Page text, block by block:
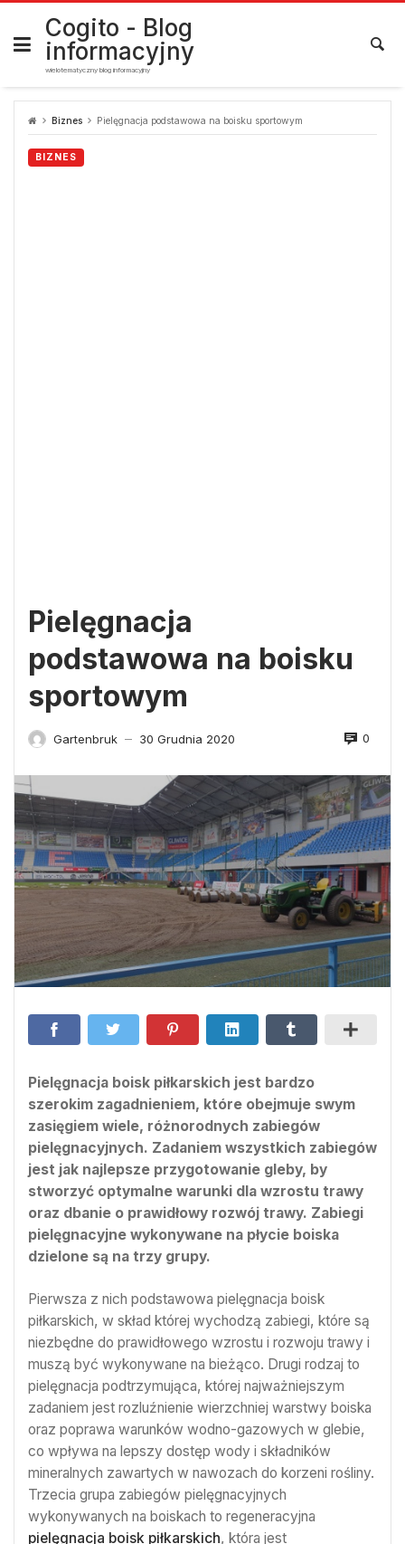
Skip
content
Cogito - Blog
informacyjny
wielotematyczny blog informacyjny
Biznes Pielęgnacja podstawowa na boisku sportowym
BIZNES
Pielęgnacja
podstawowa na boisku
sportowym
Gartenbruk — 30 Grudnia 2020 0
Pielęgnacja boisk piłkarskich jest bardzo
szerokim zagadnieniem, które obejmuje swym
zasięgiem wiele, różnorodnych zabiegów
pielęgnacyjnych. Zadaniem wszystkich zabiegów
jest jak najlepsze przygotowanie gleby, by
stworzyć optymalne warunki dla wzrostu trawy
oraz dbanie o prawidłowy rozwój trawy. Zabiegi
pielęgnacyjne wykonywane na płycie boiska
dzielone są na trzy grupy.
Pierwsza z nich podstawowa pielęgnacja boisk
piłkarskich, w skład której wychodzą zabiegi, które są
niezbędne do prawidłowego wzrostu i rozwoju trawy i
muszą być wykonywane na bieżąco. Drugi rodzaj to
pielęgnacja podtrzymująca, której najważniejszym
zadaniem jest rozluźnienie wierzchniej warstwy boiska
oraz poprawa warunków wodno-gazowych w glebie,
co wpływa na lepszy dostęp wody i składników
mineralnych zawartych w nawozach do korzeni rośliny.
Trzecia grupa zabiegów pielęgnacyjnych
wykonywanych na boiskach to regeneracyjna
pielęgnacja boisk piłkarskich, która jest